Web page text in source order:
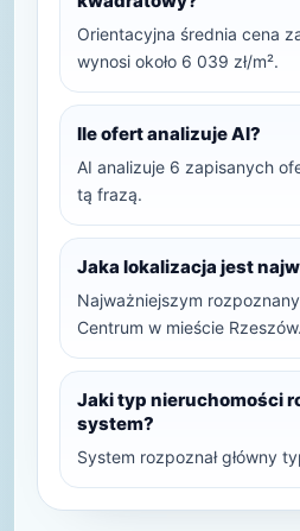
Orientacyjna średnia cena
wynosi około 6 039 zł/m².
Ile ofert analizuje AI?
AI analizuje 6 zapisanych
tą frazą.
Jaka lokalizacja jest
Najważniejszym
Centrum w mieście Rzeszów.
Jaki typ nieruchomości
system?
System rozpoznał główny